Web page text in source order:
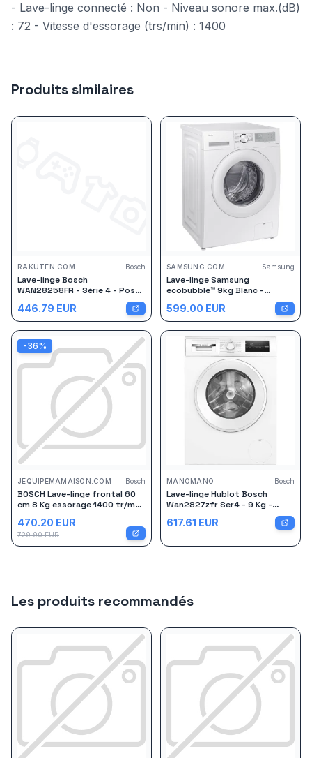
- Lave-linge connecté : Non - Niveau sonore max.(dB)
: 72 - Vitesse d'essorage (trs/min) : 1400
Produits similaires
RAKUTEN.COM Bosch
Lave-linge Bosch
WAN28258FR - Série 4 - Pose
libre - 8 Kg - 1400 tours/min -
Blanc
446.79 EUR
SAMSUNG.COM Samsung
Lave-linge Samsung
ecobubble™ 9kg Blanc -
599.00 EUR
-36%
JEQUIPEMAMAISON.COM Bosch
BOSCH Lave-linge frontal 60
cm 8 Kg essorage 1400 tr/mn
470.20 EUR
729.90 EUR
MANOMANO Bosch
Lave-linge Hublot Bosch
Wan2827zfr Ser4 - 9 Kg -
Induction - L60cm - Classe A -
1400 Trs/min - Vapeur - Blanc
617.61 EUR
Les produits recommandés